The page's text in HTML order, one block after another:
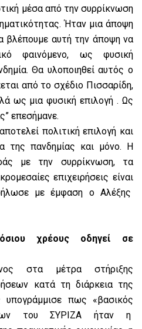
μέσα από την συρρίκνωση
Ήταν μια άποψη
βλέπουμε αυτή την άποψη να
φαινόμενο, ως φυσική
Θα υλοποιηθεί αυτός ο
από το σχέδιο Πισσαρίδη,
ως μια φυσική επιλογή . Ως
επεσήμανε.
πολιτική επιλογή και
της πανδημίας και μόνο. Η
με την συρρίκνωση, τα
επιχειρήσεις είναι
με έμφαση ο Αλέξης
χρέους οδηγεί σε
στα μέτρα στήριξης
κατά τη διάρκεια της
υπογράμμισε πως «βασικός
του ΣΥΡΙΖΑ ήταν η